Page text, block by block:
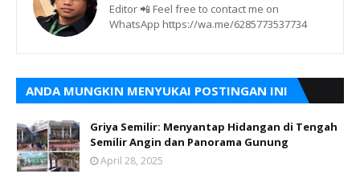
Editor 📲 Feel free to contact me on
WhatsApp https://wa.me/6285773537734
ANDA MUNGKIN MENYUKAI POSTINGAN INI
Griya Semilir: Menyantap Hidangan di Tengah
Semilir Angin dan Panorama Gunung
April 28, 2025